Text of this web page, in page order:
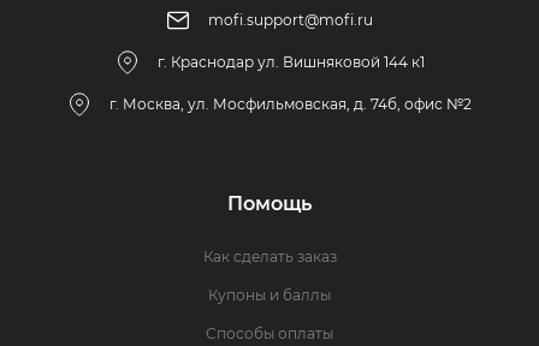
mofi.support@mofi.ru
г. Краснодар ул. Вишняковой 144 к1
г. Москва, ул. Мосфильмовская, д. 74б, офис №2
Помощь
Как сделать заказ
Купоны и баллы
Способы оплаты